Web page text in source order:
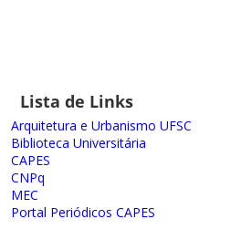
Lista de Links
Arquitetura e Urbanismo UFSC
Biblioteca Universitária
CAPES
CNPq
MEC
Portal Periódicos CAPES